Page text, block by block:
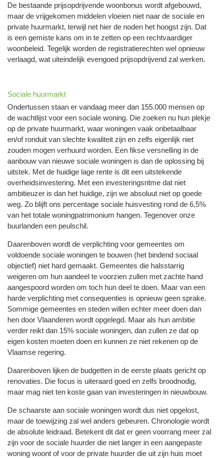
De bestaande prijsopdrijvende woonbonus wordt afgebouwd,
maar de vrijgekomen middelen vloeien niet naar de sociale en
private huurmarkt, terwijl net hier de noden het hoogst zijn. Dat
is een gemiste kans om in te zetten op een rechtvaardiger
woonbeleid. Tegelijk worden de registratierechten wel opnieuw
verlaagd, wat uiteindelijk evengoed prijsopdrijvend zal werken.
Sociale huurmarkt
Ondertussen staan er vandaag meer dan 155.000 mensen op
de wachtlijst voor een sociale woning. Die zoeken nu hun plekje
op de private huurmarkt, waar woningen vaak onbetaalbaar
en/of ronduit van slechte kwaliteit zijn en zelfs eigenlijk niet
zouden mogen verhuurd worden. Een fikse versnelling in de
aanbouw van nieuwe sociale woningen is dan de oplossing bij
uitstek. Met de huidige lage rente is dit een uitstekende
overheidsinvestering. Met een investeringsritme dat niet
ambitieuzer is dan het huidige, zijn we absoluut niet op goede
weg. Zo blijft ons percentage sociale huisvesting rond de 6,5%
van het totale woningpatrimonium hangen. Tegenover onze
buurlanden een peulschil.
Daarenboven wordt de verplichting voor gemeentes om
voldoende sociale woningen te bouwen (het bindend sociaal
objectief) niet hard gemaakt. Gemeentes die halsstarrig
weigeren om hun aandeel te voorzien zullen met zachte hand
aangespoord worden om toch hun deel te doen. Maar van een
harde verplichting met consequenties is opnieuw geen sprake.
Sommige gemeentes en steden willen echter meer doen dan
hen door Vlaanderen wordt opgelegd. Maar als hun ambitie
verder reikt dan 15% sociale woningen, dan zullen ze dat op
eigen kosten moeten doen en kunnen ze niet rekenen op de
Vlaamse regering.
Daarenboven lijken de budgetten in de eerste plaats gericht op
renovaties. Die focus is uiteraard goed en zelfs broodnodig,
maar mag niet ten koste gaan van investeringen in nieuwbouw.
De schaarste aan sociale woningen wordt dus niet opgelost,
maar de toewijzing zal wel anders gebeuren. Chronologie wordt
de absolute leidraad. Betekent dit dat er geen voorrang meer zal
zijn voor de sociale huurder die niet langer in een aangepaste
woning woont of voor de private huurder die uit zijn huis moet